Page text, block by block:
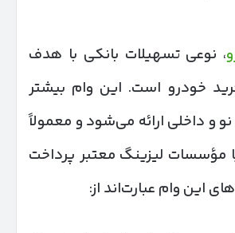
، نوعی تسهیلات بانکی با هدف
خودرو است. این وام بیشتر
و داخلی ارائه می‌شود و معمولاً
مؤسسات لیزینگ معتبر پرداخت
این وام عبارت‌اند از: